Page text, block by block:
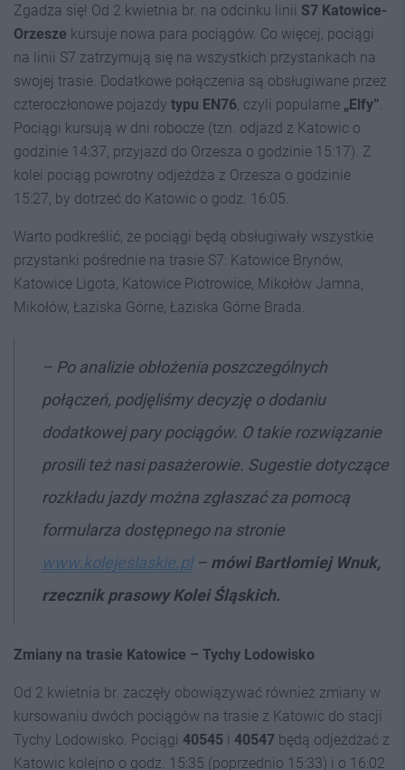
Zgadza się! Od 2 kwietnia br. na odcinku linii S7 Katowice-
Orzesze kursuje nowa para pociągów. Co więcej, pociągi
na linii S7 zatrzymują się na wszystkich przystankach na
swojej trasie. Dodatkowe połączenia są obsługiwane przez
czteroczłonowe pojazdy typu EN76 , czyli popularne „Elfy”
Pociągi kursują w dni robocze (tzn. odjazd z Katowic o
godzinie 14:37, przyjazd do Orzesza o godzinie 15:17). Z
kolei pociąg powrotny odjeżdża z Orzesza o godzinie
15:27, by dotrzeć do Katowic o godz. 16:05.
Warto podkreślić, że pociągi będą obsługiwały wszystkie
przystanki pośrednie na trasie S7: Katowice Brynów,
Katowice Ligota, Katowice Piotrowice, Mikołów Jamna,
Mikołów, Łaziska Górne, Łaziska Górne Brada.
– Po analizie obłożenia poszczególnych
połączeń, podjęliśmy decyzję o dodaniu
dodatkowej pary pociągów. O takie rozwiązanie
prosili też nasi pasażerowie. Sugestie dotyczące
rozkładu jazdy można zgłaszać za pomocą
formularza dostępnego na stronie
www.kolejeslaskie.pl– mówi Bartłomiej Wnuk,
rzecznik prasowy Kolei Śląskich.
Zmiany na trasie Katowice – Tychy Lodowisko
Od 2 kwietnia br. zaczęły obowiązywać również zmiany w
kursowaniu dwóch pociągów na trasie z Katowic do stacji
Tychy Lodowisko. Pociągi 40545 i 40547 będą odjeżdżać z
Katowic kolejno o godz. 15:35 (poprzednio 15:33) i o 16:02